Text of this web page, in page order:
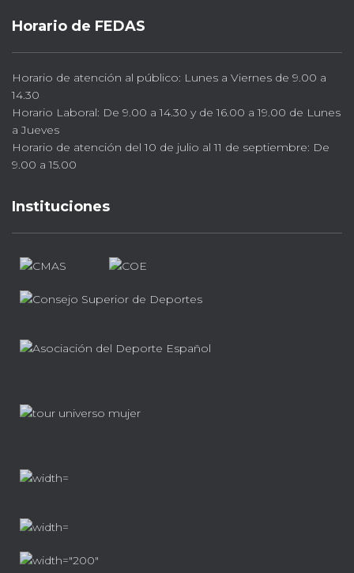
Horario de FEDAS
Horario de atención al público: Lunes a Viernes de 9.00 a
14.30
Horario Laboral: De 9.00 a 14.30 y de 16.00 a 19.00 de Lunes
a Jueves
Horario de atención del 10 de julio al 11 de septiembre: De
9.00 a 15.00
Instituciones